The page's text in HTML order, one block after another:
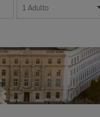
en formato día/mes/año
1 Adulto